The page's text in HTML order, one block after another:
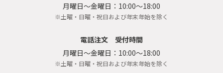
月曜日〜金曜日：10:00〜18:00
※土曜・日曜・祝日および年末年始を除く
電話注文 受付時間
月曜日〜金曜日：10:00〜18:00
※土曜・日曜・祝日および年末年始を除く